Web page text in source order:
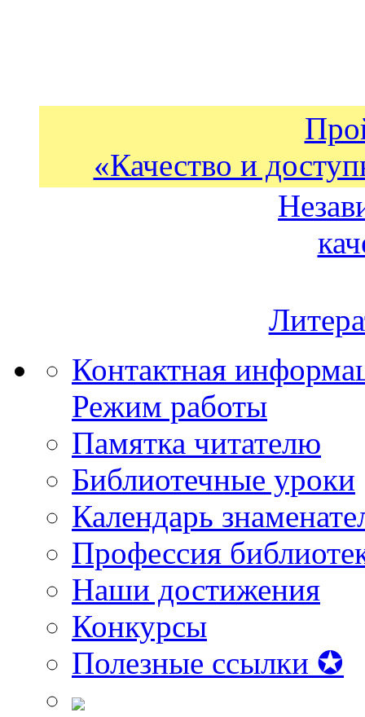
«Качество и
Контактная
Режим работы
Памятка читателю
Библиотечные уроки
Календарь
Профессия
Наши достижения
Конкурсы
Полезные ссылки ✪